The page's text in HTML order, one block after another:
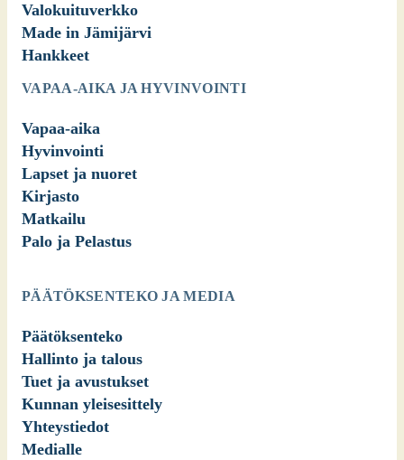
Valokuituverkko
Made in Jämijärvi
Hankkeet
VAPAA-AIKA JA HYVINVOINTI
Vapaa-aika
Hyvinvointi
Lapset ja nuoret
Kirjasto
Matkailu
Palo ja Pelastus
PÄÄTÖKSENTEKO JA MEDIA
Päätöksenteko
Hallinto ja talous
Tuet ja avustukset
Kunnan yleisesittely
Yhteystiedot
Medialle